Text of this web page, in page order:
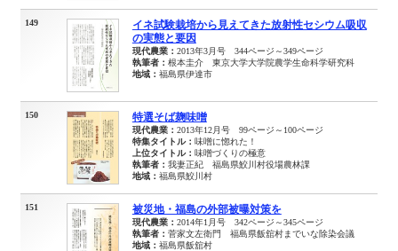
149
イネ試験栽培から見えてきた放射性セシウム吸収
の実態と要因
現代農業： 2013年3月号 344ページ～349ページ
執筆者： 根本圭介 東京大学大学院農学生命科学研究科
地域： 福島県伊達市
150 特選そば麹味噌
現代農業： 2013年12月号 99ページ～100ページ
特集タイトル： 味噌に惚れた！
上位タイトル： 味噌づくりの極意
執筆者： 我妻正紀 福島県鮫川村役場農林課
地域： 福島県鮫川村
151 被災地・福島の外部被曝対策を
現代農業： 2014年1月号 342ページ～345ページ
執筆者： 菅家文左衛門 福島県飯舘村までいな除染会議
地域： 福島県飯舘村